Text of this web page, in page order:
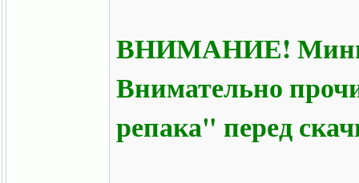
ВНИМАНИЕ!
Внимательно
репака" перед